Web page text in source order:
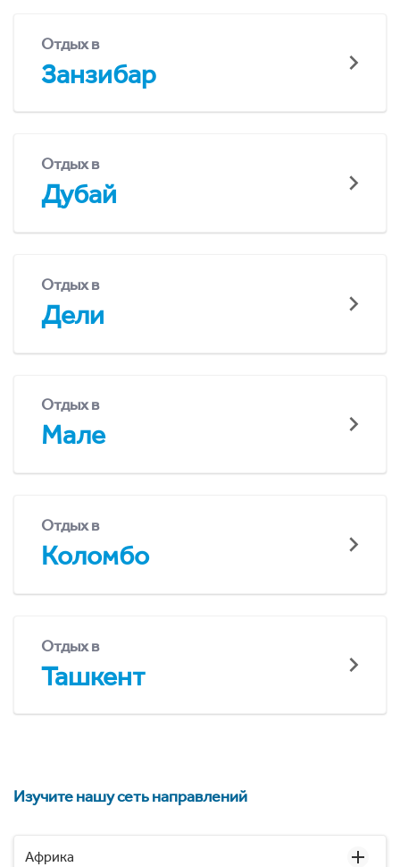
Отдых в
Занзибар
Отдых в
Дубай
Отдых в
Дели
Отдых в
Мале
Отдых в
Коломбо
Отдых в
Ташкент
Изучите нашу сеть направлений
Африка